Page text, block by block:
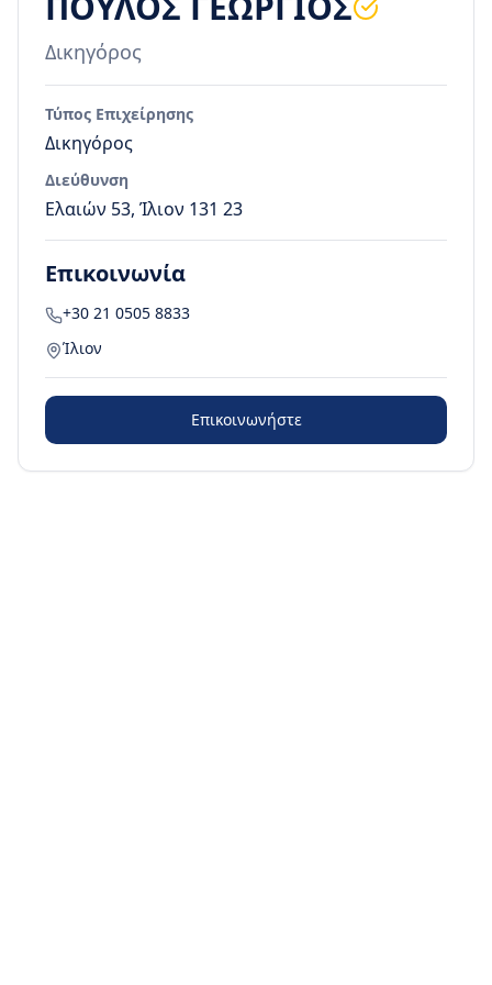
Δικηγόρος
Τύπος Επιχείρησης
Δικηγόρος
Διεύθυνση
Ελαιών 53, Ίλιον 131 23
Επικοινωνία
+30 21 0505 8833
Ίλιον
Επικοινωνήστε